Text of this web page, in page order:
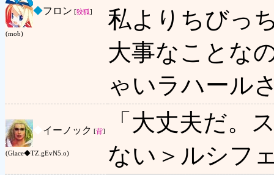
◆フロン [狡狐]
(mob)
私よりちびっ
大事なことな
ゃいラハール
イーノック [背]
(Glace◆TZ.gEvN5.o)
「大丈夫だ。
ない＞ルシフ